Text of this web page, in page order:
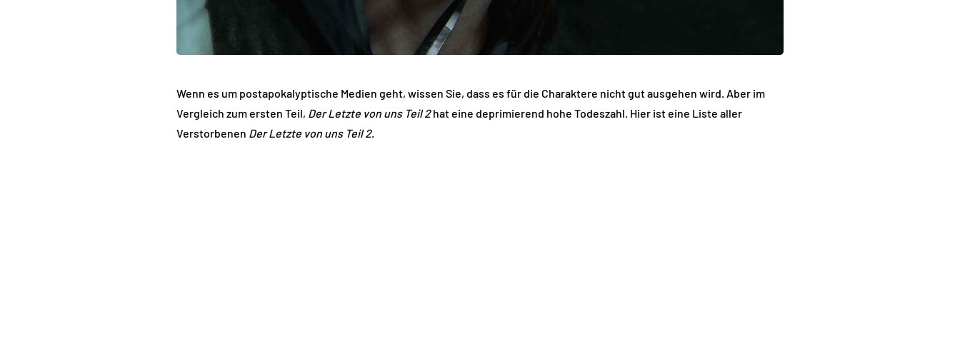
Wenn es um postapokalyptische Medien geht, wissen Sie, dass es für die Charaktere nicht gut ausgehen wird. Aber im
Vergleich zum ersten Teil, Der Letzte von uns Teil 2hat eine deprimierend hohe Todeszahl. Hier ist eine Liste aller
Verstorbenen Der Letzte von uns Teil 2.